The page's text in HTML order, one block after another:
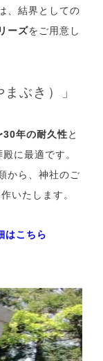
、結界としての
ーズをご用意し
ぶき）」
30年の耐久性と
に最適です。
から、神社のご
いたします。
はこちら